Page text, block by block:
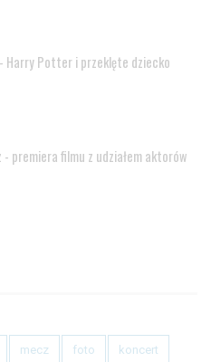
Harry Potter i przeklęte dziecko
- premiera filmu z udziałem aktorów
mecz foto koncert